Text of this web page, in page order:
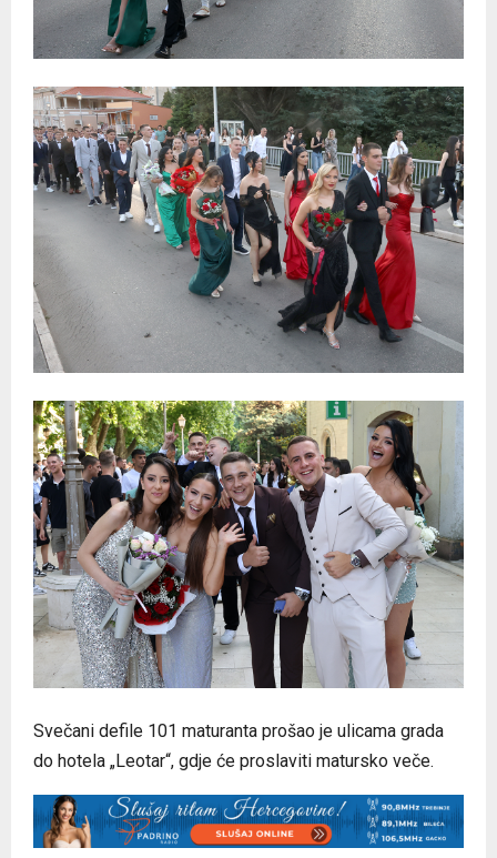
Svečani defile 101 maturanta prošao je ulicama grada
do hotela „Leotar“, gdje će proslaviti matursko veče.